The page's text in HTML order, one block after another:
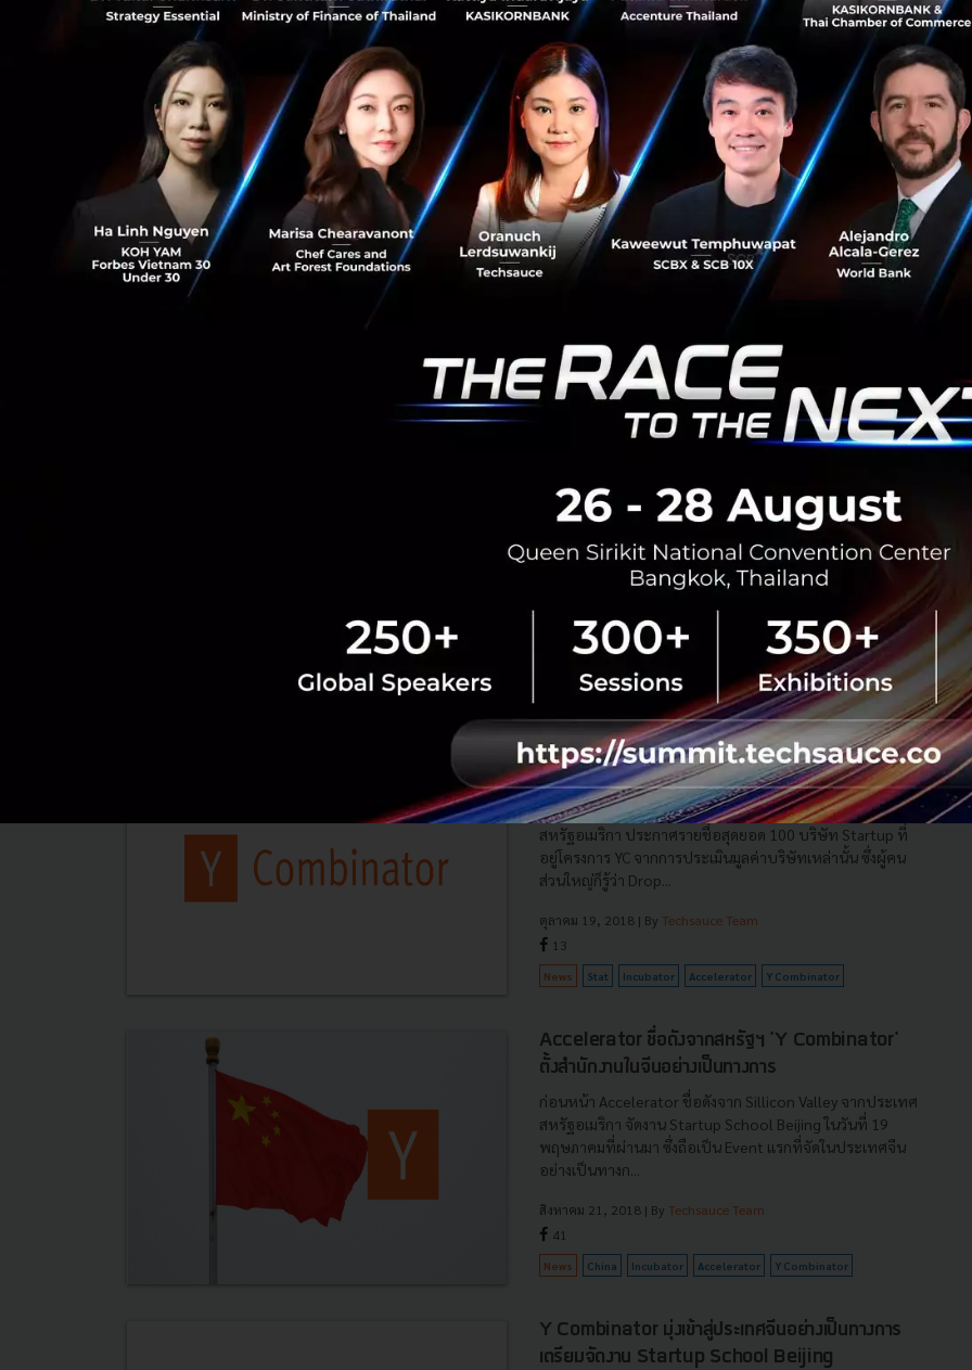
135
Tech & Biz Startup Y Combinator Rent the Backyard
Aspire Set to Become First SME Neobank
in Southeast Asia with US$32.5 Million
Raise
Y Combinator backed Aspire, who is on a mission to
reinvent SME banking across Southeast Asia,
announced today a US$32.5 million raise. The Series A
round will be used to boost its...
11
News Aspire Hummingbird Y Combinator
MassMutual Ventures
ระดมทุนเพิ่ม 32.5 ล้านเหรียญ
โดยในเอเชียตะวันออกเฉียงใต้นั้นบริษัท Aspire คือบริษัทผู้ให้
บริการเครดิตและบริการชําระเงินคู่ค้าธุรกิจ (B2B สําหรับ
พ่อค้าแม่ค้าออนไลน์ การระดมทุนระดับ Series A นี้บริษัท
สิงหาคม 1, 2019| ByTechsauce Team
420
Aspire Hummingbird Y Combinator AspireAccount
Y Combinator เผยสุดยอด 100 บริษัท Startup ปี
นี้ Airbnb ติดอันดับ 1
Y Combinator (YC) ในฐานะ Incubator รายใหญ่จาก
สหรัฐอเมริกา ประกาศรายชื่อสุดยอด 100 บริษัท Startup ที่
อยู่โครงการ YC จากการประเมินมูลค่าบริษัทเหล่านั้น ซึ่งผู้คน
ส่วนใหญ่ก็รู้ว่า Drop...
ตุลาคม 19, 2018 | By Techsauce Team
13
News Stat Incubator Accelerator Y Combinator
Accelerator ชื่อดังจากสหรัฐฯ 'Y Combinator'
ตั้งสำนักงานในจีนอย่างเป็นทางการ
ก่อนหน้า Accelerator ชื่อดังจาก Sillicon Valley จากประเทศ
สหรัฐอเมริกา จัดงาน Startup School Beijing ในวันที่ 19
พฤษภาคมที่ผ่านมา ซึ่งถือเป็น Event แรกที่จัดในประเทศจีน
อย่างเป็นทางก...
สิงหาคม 21, 2018 | By Techsauce Team
41
News China Incubator Accelerator Y Combinator
Y Combinator มุ่งเข้าสู่ประเทศจีนอย่างเป็นทางการ
เตรียมจัดงาน Startup School Beijing